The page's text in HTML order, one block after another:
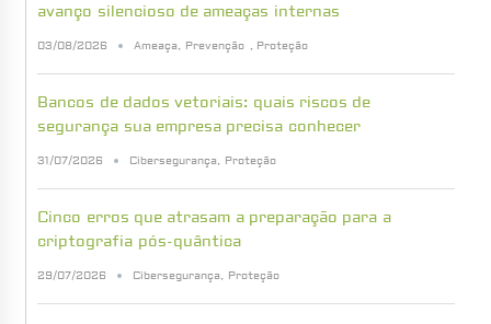
avanço silencioso de ameaças internas
03/08/2026 Ameaça, Prevenção , Proteção
Bancos de dados vetoriais: quais riscos de
segurança sua empresa precisa conhecer
31/07/2026 Cibersegurança, Proteção
Cinco erros que atrasam a preparação para a
criptografia pós-quântica
29/07/2026 Cibersegurança, Proteção